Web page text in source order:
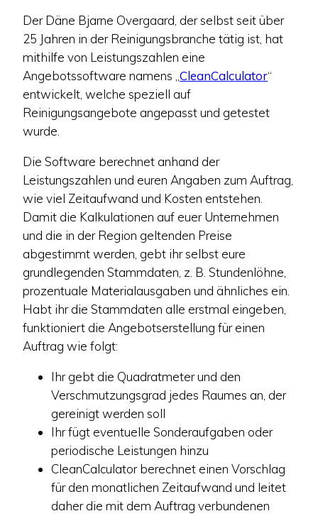
Der Däne Bjarne Overgaard, der selbst seit über
25 Jahren in der Reinigungsbranche tätig ist, hat
mithilfe von Leistungszahlen eine
Angebotssoftware namens „CleanCalculator“
entwickelt, welche speziell auf
Reinigungsangebote angepasst und getestet
wurde.
Die Software berechnet anhand der
Leistungszahlen und euren Angaben zum Auftrag,
wie viel Zeitaufwand und Kosten entstehen.
Damit die Kalkulationen auf euer Unternehmen
und die in der Region geltenden Preise
abgestimmt werden, gebt ihr selbst eure
grundlegenden Stammdaten, z. B. Stundenlöhne,
prozentuale Materialausgaben und ähnliches ein.
Habt ihr die Stammdaten alle erstmal eingeben,
funktioniert die Angebotserstellung für einen
Auftrag wie folgt:
Ihr gebt die Quadratmeter und den
Verschmutzungsgrad jedes Raumes an, der
gereinigt werden soll
Ihr fügt eventuelle Sonderaufgaben oder
periodische Leistungen hinzu
CleanCalculator berechnet einen Vorschlag
für den monatlichen Zeitaufwand und leitet
daher die mit dem Auftrag verbundenen